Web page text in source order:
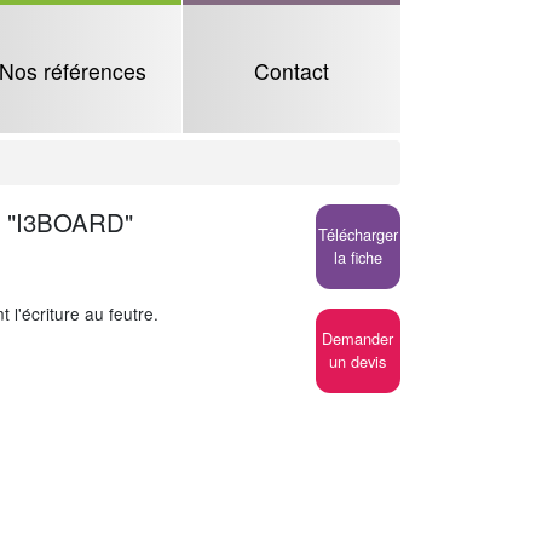
Nos références Contact
l'écriture au feutre.
Télécharger
la fiche
Demander
un devis